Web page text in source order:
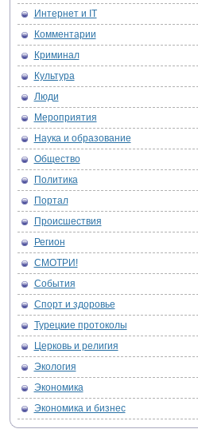
Интернет и IT
Комментарии
Криминал
Культура
Люди
Мероприятия
Наука и образование
Общество
Политика
Портал
Происшествия
Регион
СМОТРИ!
События
Спорт и здоровье
Турецкие протоколы
Церковь и религия
Экология
Экономика
Экономика и бизнес